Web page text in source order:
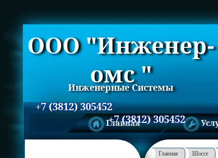
ООО "Инженер-
омс "
Инженерные Системы
+7 (3812) 305452
+7 (3812) 305452
Главная
Главная Шоссе